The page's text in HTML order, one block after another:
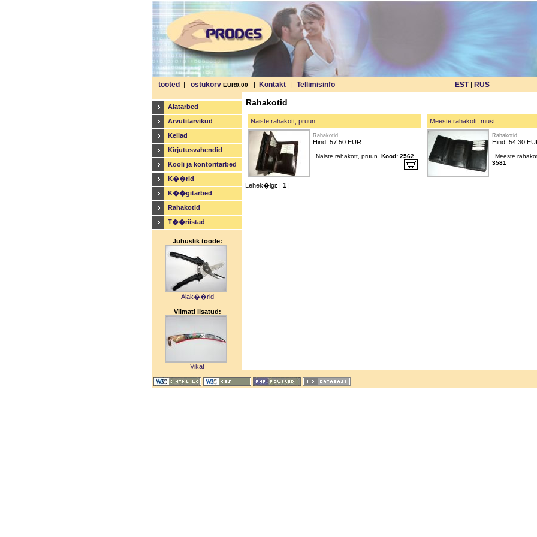
tooted | ostukorv EUR0.00 | Kontakt | Tellimisinfo EST| RUS
Aiatarbed
Arvutitarvikud
Kellad
Kirjutusvahendid
Kooli ja kontoritarbed
K��rid
K��gitarbed
Rahakotid
T��riistad
Rahakotid
Naiste rahakott, pruun
Rahakotid
Hind: 57.50 EUR
Naiste rahakott, pruun Kood: 2562
Meeste rahakott, must
Rahakotid
Hind: 54.30
Meeste
3581
Lehek�lgi: | 1 |
Juhuslik toode:
Aiak��rid
Viimati lisatud:
Vikat